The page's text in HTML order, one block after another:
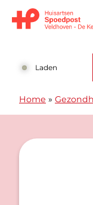
Laden
Home »